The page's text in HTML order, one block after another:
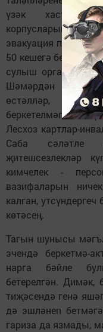
үзәк
корпусларында
эвакуация
50 кешегә берәү
сулыш органнары
Шәмәрдән
өстәлләр,
беркетелмәгән,
Лесхоз картлар-
Саба сәләтле
җитешсезлекләр
кимчелек -
вазифаларын
калган,
көтәсең.
Тагын шунысы
эчендә беркетмә-
нарга бәйле
бетерелгән.
тиҗәсендә ге­нә
дә эшләнеп
гариза да язмады,